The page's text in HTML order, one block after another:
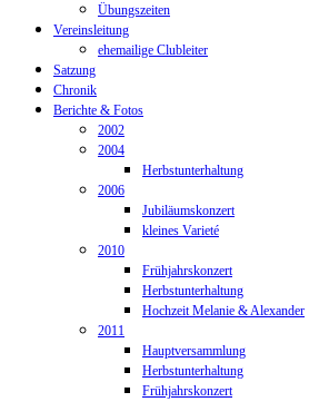
Übungszeiten
Vereinsleitung
ehemailige Clubleiter
Satzung
Chronik
Berichte & Fotos
2002
2004
Herbstunterhaltung
2006
Jubiläumskonzert
kleines Varieté
2010
Frühjahrskonzert
Herbstunterhaltung
Hochzeit Melanie & Alexander
2011
Hauptversammlung
Herbstunterhaltung
Frühjahrskonzert